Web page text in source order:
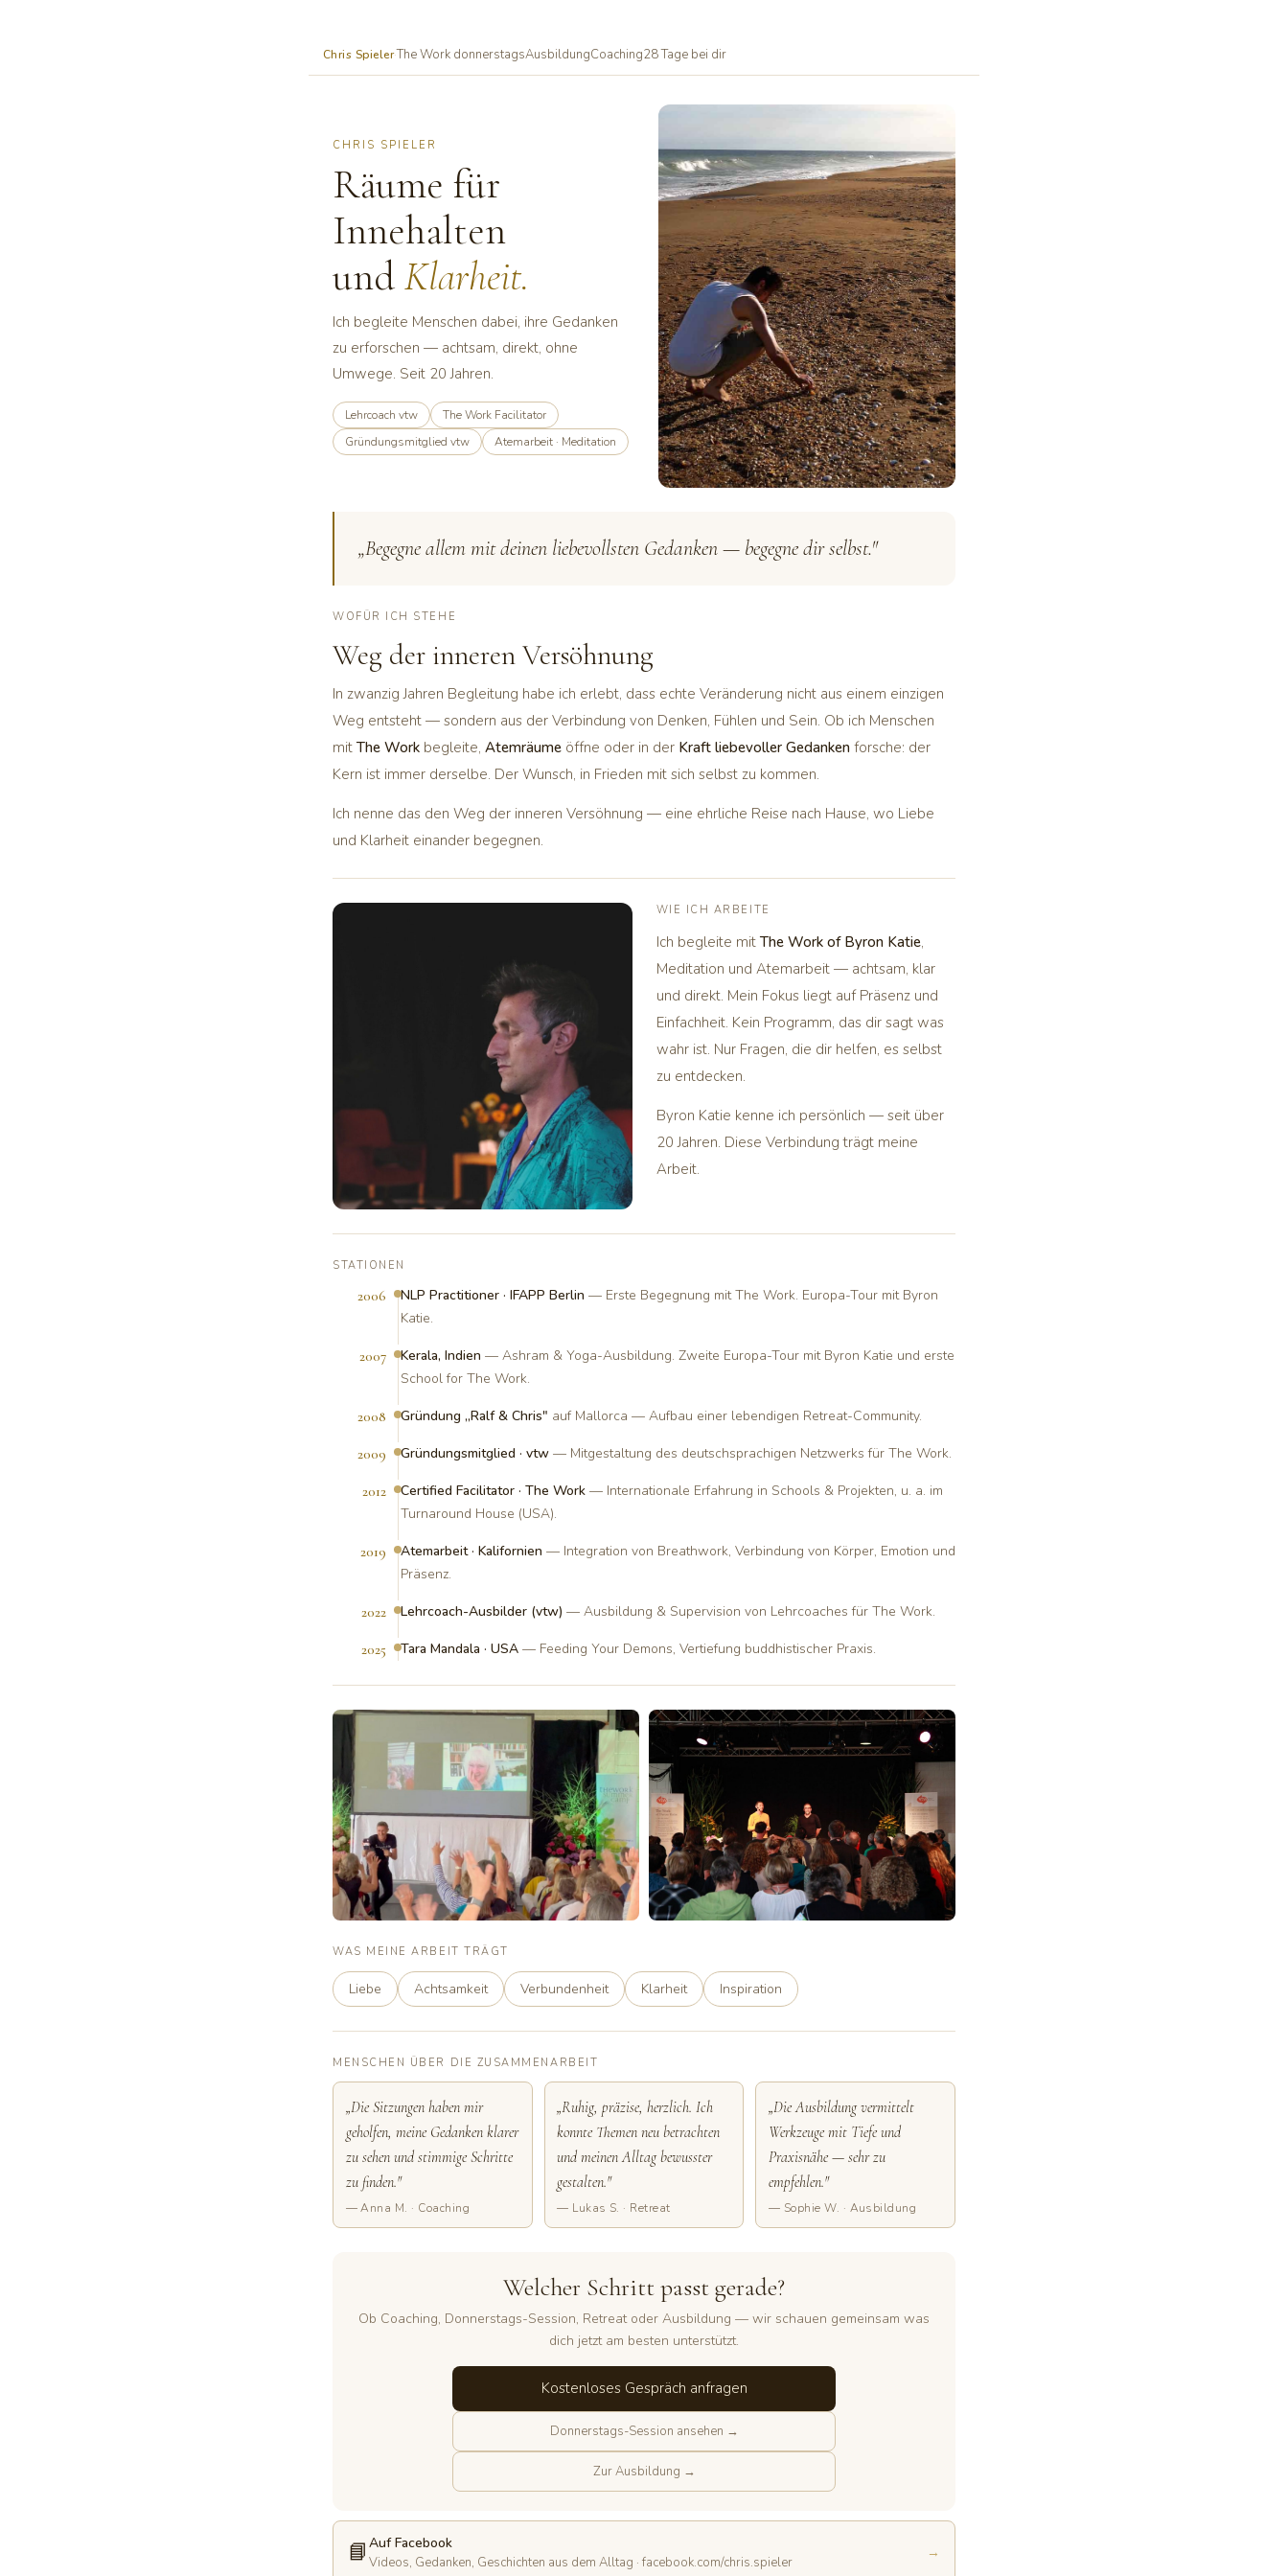
Chris Spieler·The Work donnerstagsAusbildungCoaching28 Tage bei dir
CHRIS SPIELER
Räume für
Innehalten
undKlarheit.
Ich begleite Menschen dabei, ihre Gedanken
zu erforschen — achtsam, direkt, ohne
Umwege. Seit 20 Jahren.
Lehrcoach vtw
The Work Facilitator
Gründungsmitglied vtw
Atemarbeit · Meditation
„Begegne allem mit deinen liebevollsten Gedanken — begegne dir selbst."
WOFÜR ICH STEHE
Weg der inneren Versöhnung
In zwanzig Jahren Begleitung habe ich erlebt, dass echte Veränderung nicht aus einem einzigen
Weg entsteht — sondern aus der Verbindung von Denken, Fühlen und Sein. Ob ich Menschen
mit The Work begleite, Atemräume öffne oder in der Kraft liebevoller Gedanken forsche: der
Kern ist immer derselbe. Der Wunsch, in Frieden mit sich selbst zu kommen.
Ich nenne das den Weg der inneren Versöhnung — eine ehrliche Reise nach Hause, wo Liebe
und Klarheit einander begegnen.
WIE ICH ARBEITE
Ich begleite mit The Work of Byron Katie,
Meditation und Atemarbeit — achtsam, klar
und direkt. Mein Fokus liegt auf Präsenz und
Einfachheit. Kein Programm, das dir sagt was
wahr ist. Nur Fragen, die dir helfen, es selbst
zu entdecken.
Byron Katie kenne ich persönlich — seit über
20 Jahren. Diese Verbindung trägt meine
Arbeit.
STATIONEN
2006 NLP Practitioner · IFAPP Berlin — Erste Begegnung mit The Work. Europa-Tour mit Byron
Katie.
2007 Kerala, Indien — Ashram & Yoga-Ausbildung. Zweite Europa-Tour mit Byron Katie und erste
School for The Work.
2008 Gründung „Ralf & Chris" auf Mallorca — Aufbau einer lebendigen Retreat-Community.
2009 Gründungsmitglied · vtw — Mitgestaltung des deutschsprachigen Netzwerks für The Work.
2012 Certified Facilitator · The Work — Internationale Erfahrung in Schools & Projekten, u. a. im
Turnaround House (USA).
2019 Atemarbeit · Kalifornien — Integration von Breathwork, Verbindung von Körper, Emotion und
Präsenz.
2022 Lehrcoach-Ausbilder (vtw) — Ausbildung & Supervision von Lehrcoaches für The Work.
2025 Tara Mandala · USA — Feeding Your Demons, Vertiefung buddhistischer Praxis.
WAS MEINE ARBEIT TRÄGT
Liebe Achtsamkeit Verbundenheit Klarheit Inspiration
MENSCHEN ÜBER DIE ZUSAMMENARBEIT
„Die Sitzungen haben mir
geholfen, meine Gedanken klarer
zu sehen und stimmige Schritte
zu finden."
— Anna M. · Coaching
„Ruhig, präzise, herzlich. Ich
konnte Themen neu betrachten
und meinen Alltag bewusster
gestalten."
— Lukas S. · Retreat
„Die Ausbildung vermittelt
Werkzeuge mit Tiefe und
Praxisnähe — sehr zu
empfehlen."
— Sophie W. · Ausbildung
Welcher Schritt passt gerade?
Ob Coaching, Donnerstags-Session, Retreat oder Ausbildung — wir schauen gemeinsam was
dich jetzt am besten unterstützt.
Kostenloses Gespräch anfragen
Donnerstags-Session ansehen →
Zur Ausbildung →
📘 Auf Facebook
Videos, Gedanken, Geschichten aus dem Alltag · facebook.com/chris.spieler
→